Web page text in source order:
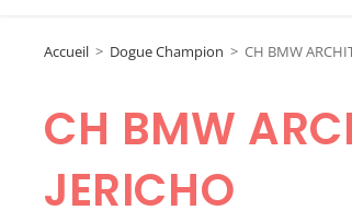
Accueil > Dogue Champion > CH BMW
CH BMW
JERICHO